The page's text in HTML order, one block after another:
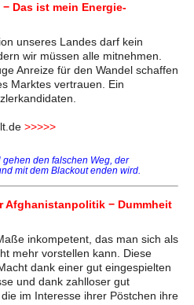
Das ist mein Energie-
unseres Landes darf kein
wir müssen alle mitnehmen.
Anreize für den Wandel schaffen
Marktes vertrauen. Ein
>>>>>
den falschen Weg, der
mit dem Blackout enden wird.
Afghanistanpolitik − Dummheit
inkompetent, das man sich als
mehr vorstellen kann. Diese
dank einer gut eingespielten
und dank zahlloser gut
im Interesse ihrer Pöstchen ihre